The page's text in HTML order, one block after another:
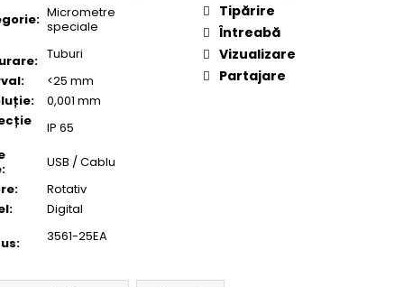
: Micrometre
speciale
: Tuburi
:
<25 mm
:
0,001 mm
IP 65
:
USB / Cablu
:
Rotativ
:
Digital
: 3561-25EA
Tipărire
Întreabă
Vizualizare
Partajare